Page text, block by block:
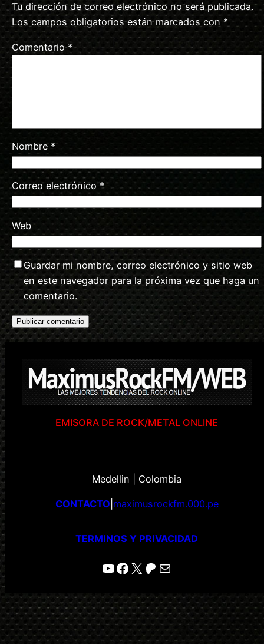
Tu dirección de correo electrónico no será publicada.
Los campos obligatorios están marcados con*
Comentario*
Nombre *
Correo electrónico*
Web
Guardar mi nombre, correo electrónico y sitio web
en este navegador para la próxima vez que haga un
comentario.
EMISORA DE ROCK/METAL ONLINE
Medellin | Colombia
CONTACTO maximusrockfm.000.pe
TERMINOS Y PRIVACIDAD
YouTube
Facebook
X Patreon
Correo electrónico